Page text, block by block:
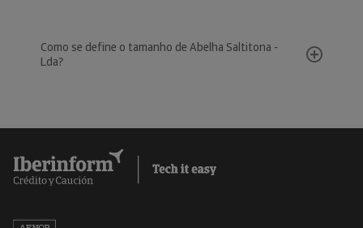
Como se define o tamanho de Abelha Saltitona -
Lda?